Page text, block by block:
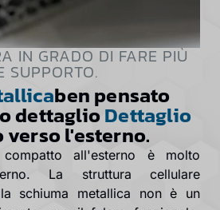
IN GRADO DI FARE PIÙ
SUPPORTO.
ben pensato
dettaglioDettaglio
l'esterno.
all'esterno è molto
La struttura cellulare
schiuma metallica non è un